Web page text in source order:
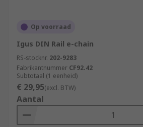
Op voorraad
Igus DIN Rail e-chain
RS-stocknr. 202-9283
Fabrikantnummer CF92.42
Subtotaal (1 eenheid)
€ 29,95(excl. BTW)
Aantal